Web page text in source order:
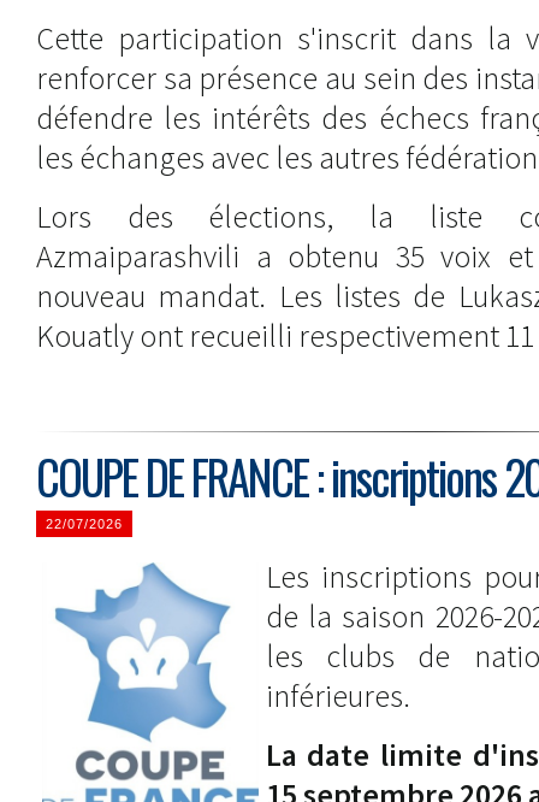
Cette participation s'inscrit dans la
renforcer sa présence au sein des
défendre les intérêts des échecs
les échanges avec les autres
Lors des élections, la liste
Azmaiparashvili a obtenu 35 voix
nouveau mandat. Les listes de
Kouatly ont recueilli respectivement 11
COUPE DE FRANCE : inscriptions
22/07/2026
Les inscriptions
de la saison 2026-
les clubs de
inférieures.
La date limite